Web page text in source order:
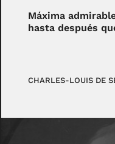
Máxima
hasta después
CHARLES-LOUIS DE